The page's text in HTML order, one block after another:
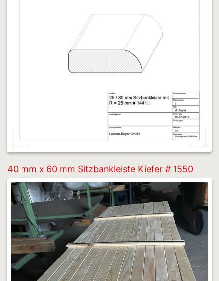
40 mm x 60 mm Sitzbankleiste Kiefer # 1550